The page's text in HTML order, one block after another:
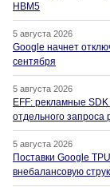
HBM5
5 августа 2026
Google начнет
сентября
5 августа 2026
EFF: рекламные
отдельного запроса
5 августа 2026
Поставки Google
внебалансовую